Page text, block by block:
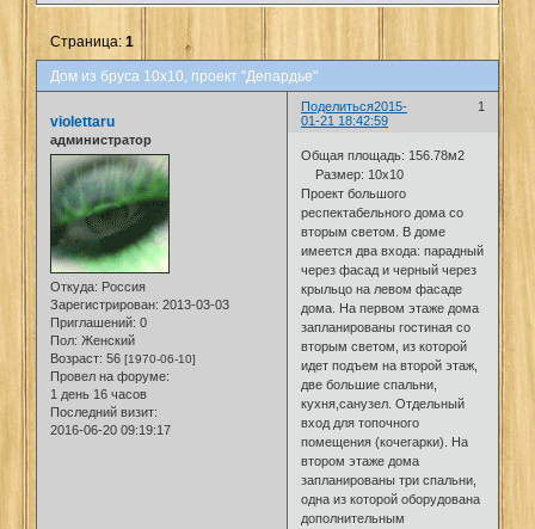
Дом из бруса 10х10, проект "Депардье"
Страница:1
Поделиться 1
2015-
01-21 18:42:59
violettaru
администратор
Откуда: Россия
Зарегистрирован: 2013-03-03
Приглашений: 0
Пол: Женский
Возраст: 56 [1970-06-10]
Провел на форуме:
1 день 16 часов
Последний визит:
2016-06-20 09:19:17
Общая площадь: 156.78м2
Размер: 10х10
Проект большого
респектабельного дома со
вторым светом. В доме
имеется два входа: парадный
через фасад и черный через
крыльцо на левом фасаде
дома. На первом этаже дома
запланированы гостиная со
вторым светом, из которой
идет подъем на второй этаж,
две большие спальни,
кухня,санузел. Отдельный
вход для топочного
помещения (кочегарки). На
втором этаже дома
запланированы три спальни,
одна из которой оборудована
дополнительным